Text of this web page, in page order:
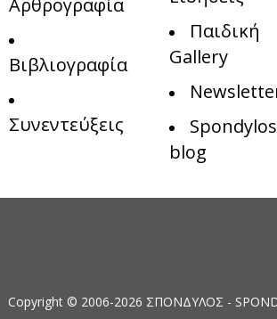
Αρθρογραφία
Βιβλιογραφία
Συνεντεύξεις
Παιδική
Gallery
Spondylos
blog
Copyright © 2006-2026 ΣΠΟΝΔΥΛΟΣ -